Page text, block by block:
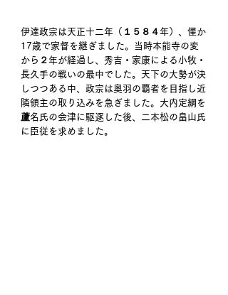
伊達政宗は天正十二年（１５８４年）、僅か
17歳で家督を継ぎました。当時本能寺の変
から２年が経過し、秀吉・家康による小牧・
長久手の戦いの最中でした。天下の大勢が決
しつつある中、政宗は奥羽の覇者を目指し近
隣領主の取り込みを急ぎました。大内定綱を
蘆名氏の会津に駆逐した後、二本松の畠山氏
に臣従を求めました。